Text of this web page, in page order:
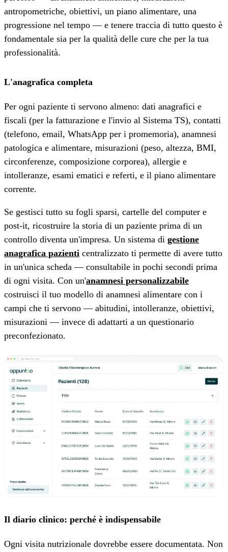
antropometriche, obiettivi, un piano alimentare, una
progressione nel tempo — e tenere traccia di tutto questo è
fondamentale sia per la qualità delle cure che per la tua
professionalità.
L'anagrafica completa
Per ogni paziente ti servono almeno: dati anagrafici e
fiscali (per la fatturazione e l'invio al Sistema TS), contatti
(telefono, email, WhatsApp per i promemoria), anamnesi
patologica e alimentare, misurazioni (peso, altezza, BMI,
circonferenze, composizione corporea), allergie e
intolleranze, esami ematici e referti, e il piano alimentare
corrente.
Se gestisci tutto su fogli sparsi, cartelle del computer e
post-it, ricostruire la storia di un paziente prima di un
controllo diventa un'impresa. Un sistema di gestione
anagrafica pazienti centralizzato ti permette di avere tutto
in un'unica scheda — consultabile in pochi secondi prima
di ogni visita. Con un'anamnesi personalizzabile
costruisci il tuo modello di anamnesi alimentare con i
campi che ti servono — abitudini, intolleranze, obiettivi,
misurazioni — invece di adattarti a un questionario
preconfezionato.
Il diario clinico: perché è indispensabile
Ogni visita nutrizionale dovrebbe essere documentata. Non